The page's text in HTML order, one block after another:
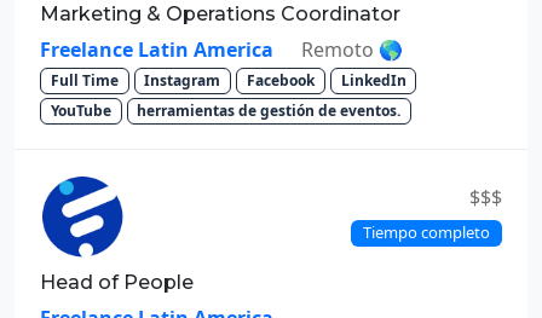
Marketing & Operations Coordinator
Freelance Latin America Remoto 🌎
Full Time Instagram Facebook
LinkedIn
YouTube
herramientas de gestión de eventos.
$$$
Tiempo completo
Head of People